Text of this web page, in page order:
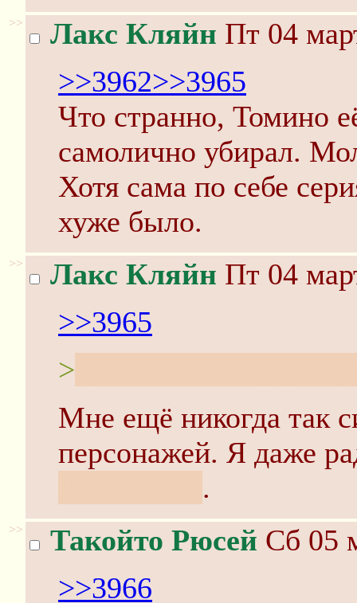
>> Лакс Кляйн Пт 04
>>3962>>3965
Что странно, Томино
самолично убирал.
Хотя сама по себе
хуже было.
>> Лакс Кляйн Пт 04
>>3965
>
Мне ещё никогда так
персонажей. Я даже
.
>> Такойто Рюсей Сб 05
>>3966